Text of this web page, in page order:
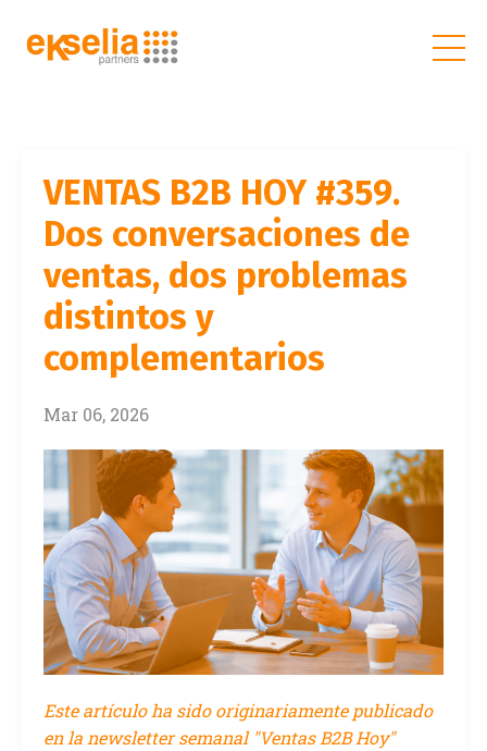
VENTAS B2B HOY #359.
Dos conversaciones de
ventas, dos problemas
distintos y
complementarios
Mar 06, 2026
Este artículo ha sido originariamente publicado
en la newsletter semanal "Ventas B2B Hoy"